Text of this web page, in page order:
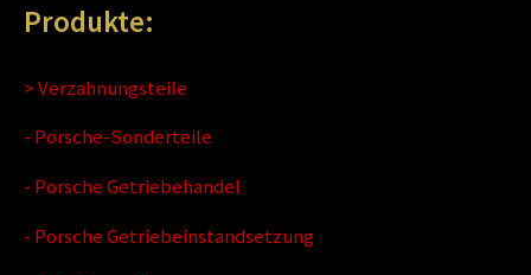
Produkte:
> Verzahnungsteile
- Porsche-Sonderteile
- Porsche Getriebehandel
- Porsche Getriebeinstandsetzung